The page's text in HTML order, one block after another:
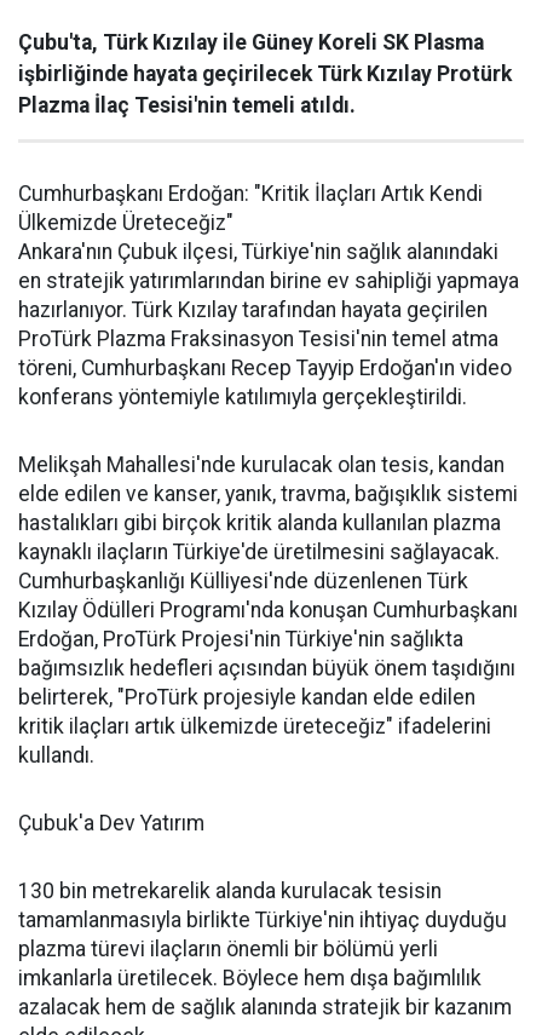
Çubu'ta, Türk Kızılay ile Güney Koreli SK Plasma
işbirliğinde hayata geçirilecek Türk Kızılay Protürk
Plazma İlaç Tesisi'nin temeli atıldı.
Cumhurbaşkanı Erdoğan: "Kritik İlaçları Artık Kendi
Ülkemizde Üreteceğiz"
Ankara'nın Çubuk ilçesi, Türkiye'nin sağlık alanındaki
en stratejik yatırımlarından birine ev sahipliği yapmaya
hazırlanıyor. Türk Kızılay tarafından hayata geçirilen
ProTürk Plazma Fraksinasyon Tesisi'nin temel atma
töreni, Cumhurbaşkanı Recep Tayyip Erdoğan'ın video
konferans yöntemiyle katılımıyla gerçekleştirildi.
Melikşah Mahallesi'nde kurulacak olan tesis, kandan
elde edilen ve kanser, yanık, travma, bağışıklık sistemi
hastalıkları gibi birçok kritik alanda kullanılan plazma
kaynaklı ilaçların Türkiye'de üretilmesini sağlayacak.
Cumhurbaşkanlığı Külliyesi'nde düzenlenen Türk
Kızılay Ödülleri Programı'nda konuşan Cumhurbaşkanı
Erdoğan, ProTürk Projesi'nin Türkiye'nin sağlıkta
bağımsızlık hedefleri açısından büyük önem taşıdığını
belirterek, "ProTürk projesiyle kandan elde edilen
kritik ilaçları artık ülkemizde üreteceğiz" ifadelerini
kullandı.
Çubuk'a Dev Yatırım
130 bin metrekarelik alanda kurulacak tesisin
tamamlanmasıyla birlikte Türkiye'nin ihtiyaç duyduğu
plazma türevi ilaçların önemli bir bölümü yerli
imkanlarla üretilecek. Böylece hem dışa bağımlılık
azalacak hem de sağlık alanında stratejik bir kazanım